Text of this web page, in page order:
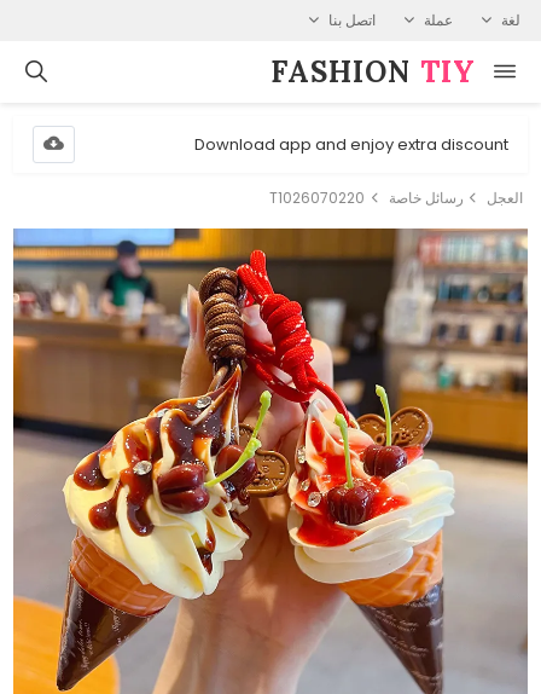
لغة عملة اتصل بنا
FASHION⁠ TIY
Download app and enjoy extra discount
العجل رسائل خاصة T1026070220